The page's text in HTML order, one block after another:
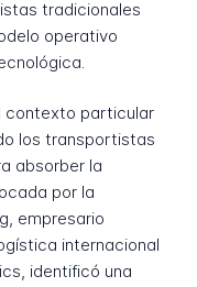
tradicionales
operativo
contexto particular
los transportistas
absorber la
por la
empresario
internacional
identificó una